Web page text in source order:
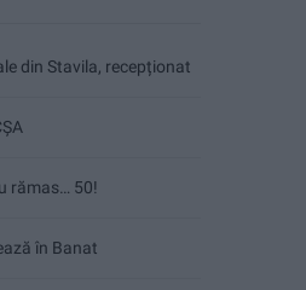
din Stavila, recepționat
rămas… 50!
în Banat